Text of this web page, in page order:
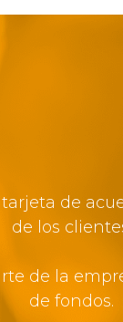
de
de los
de la
de fondos.